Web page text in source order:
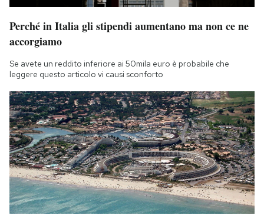
Perché in Italia gli stipendi aumentano ma non ce ne
accorgiamo
Se avete un reddito inferiore ai 50mila euro è probabile che
leggere questo articolo vi causi sconforto